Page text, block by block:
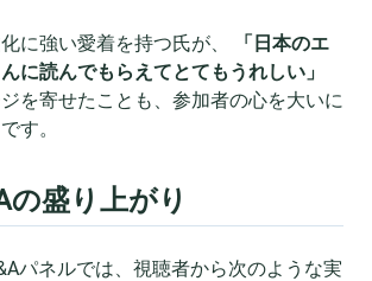
に強い愛着を持つ氏が、
「日本のエ
に読んでもらえてとてもうれしい」
を寄せたことも、参加者の心を大いに
す。
の盛り上がり
パネルでは、視聴者から次のような実